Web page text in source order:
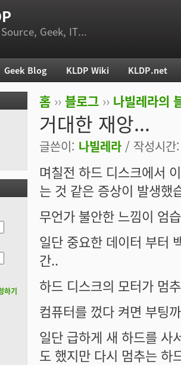
Geek, IT...
현재 위치
홈 ›› 블로그 ›› 나빌레라의
거대한 재앙...
글쓴이: 나빌레라 / 작성시
며칠전 하드 디스크에서
는 것 같은 증상이 발생했
무언가 불안한 느낌이 엄
일단 중요한 데이터 부터
간..
하드 디스크의 모터가 멈
컴퓨터를 껐다 켜면 부팅
일단 급하게 새 하드를 사
도 했지만 다시 멈추는 하
Geek Blog KLDP Wiki KLDP.net
하기
Naver